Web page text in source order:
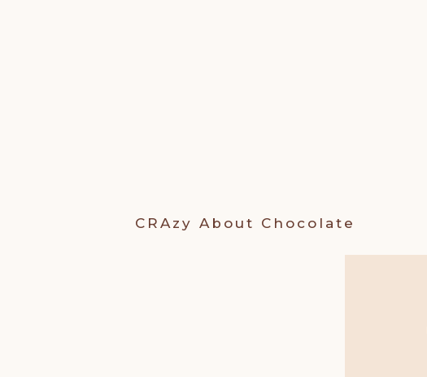
CRAzy About Chocolate